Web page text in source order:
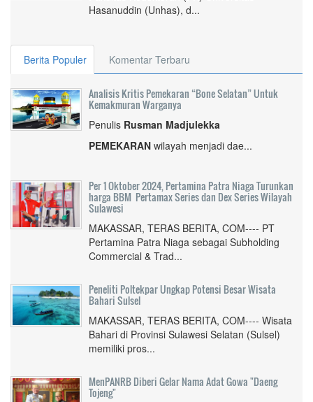
Hasanuddin (Unhas), d...
Berita Populer Komentar Terbaru
Analisis Kritis Pemekaran “Bone Selatan” Untuk
Kemakmuran Warganya
Penulis Rusman Madjulekka
PEMEKARAN wilayah menjadi dae...
Per 1 Oktober 2024, Pertamina Patra Niaga Turunkan
harga BBM Pertamax Series dan Dex Series Wilayah
Sulawesi
MAKASSAR, TERAS BERITA, COM---- PT
Pertamina Patra Niaga sebagai Subholding
Commercial & Trad...
Peneliti Poltekpar Ungkap Potensi Besar Wisata
Bahari Sulsel
MAKASSAR, TERAS BERITA, COM---- Wisata
Bahari di Provinsi Sulawesi Selatan (Sulsel)
memiliki pros...
MenPANRB Diberi Gelar Nama Adat Gowa "Daeng
Tojeng"